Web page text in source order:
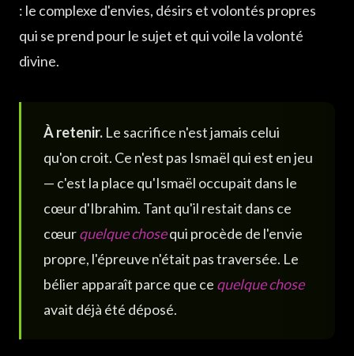
: le complexe d'envies, désirs et volontés propres
qui se prend pour le sujet et qui voile la volonté
divine.
À retenir. Le sacrifice n'est jamais celui
qu'on croit. Ce n'est pas Ismaël qui est en jeu
— c'est la place qu'Ismaël occupait dans le
cœur d'Ibrahim. Tant qu'il restait dans ce
cœurquelque chosequi procède de l'envie
propre, l'épreuve n'était pas traversée. Le
bélier apparaît parce que ce quelque chose
avait déjà été déposé.